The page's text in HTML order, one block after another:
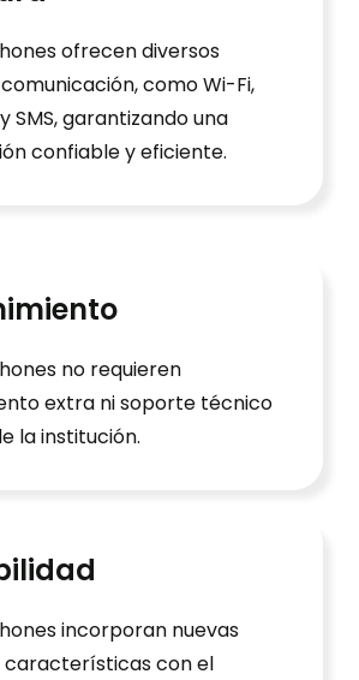
ofrecen diversos
como Wi-Fi,
SMS, garantizando una
confiable y eficiente.
no requieren
extra ni soporte técnico
la institución.
incorporan nuevas
características con el